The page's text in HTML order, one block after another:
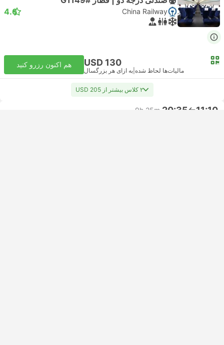
China Railway
4.6
USD 130
مالیات‌ها لحاظ شده به ازای هر بزرگسال
هم اکنون رزرو کنید
۲ کلاس بیشتر از USD 205
11:10
20:35
9h 25m